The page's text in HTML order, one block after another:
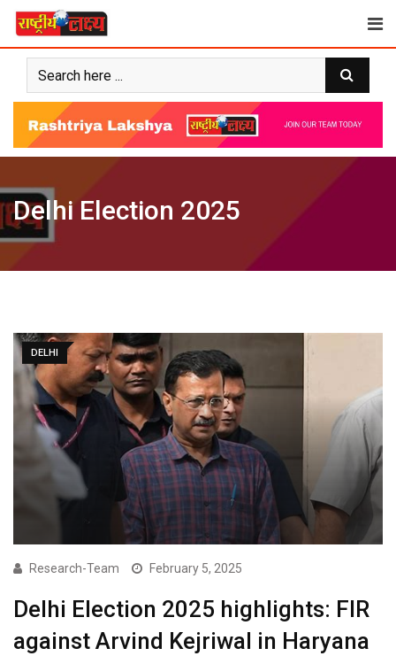
Skip
content
Delhi Election 2025
DELHI
Research-Team February 5, 2025
Delhi Election 2025 highlights: FIR
against Arvind Kejriwal in Haryana